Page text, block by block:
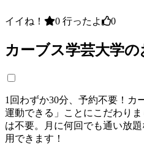
イイね！ 0 行ったよ 0
カーブス学芸大学
1回わずか30分、予約不要！カ
運動できる」ことにこだわり
は不要。月に何回でも通い放
用できます！